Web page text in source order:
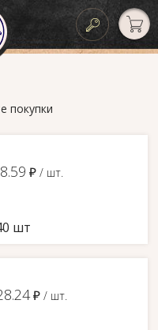
покупки
8.59 д / шт.
шт
д / шт.